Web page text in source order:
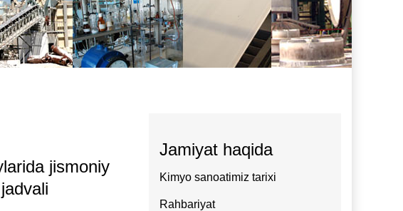
jismoniy
Jamiyat haqida
Kimyo sanoatimiz tarixi
Rahbariyat